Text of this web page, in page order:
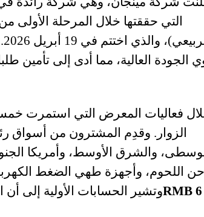
الجودة العالية، مما أدى إلى تأمين
الزوار. وقدِم المشترون من أسواق
والشرق الأوسط، وأمريكا
اللحوم، وأجهزة طهي الضغط
وتشير الحسابات الأولية إلى أنRMB 6